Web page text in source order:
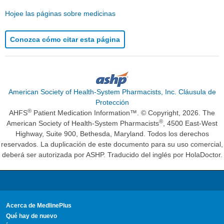
Hojee las páginas sobre medicinas
Conozca cómo citar esta página
American Society of Health-System Pharmacists, Inc. Cláusula de
Protección
AHFS® Patient Medication Information™. © Copyright, 2026. The
American Society of Health-System Pharmacists®, 4500 East-West
Highway, Suite 900, Bethesda, Maryland. Todos los derechos
reservados. La duplicación de este documento para su uso comercial,
deberá ser autorizada por ASHP. Traducido del inglés por HolaDoctor.
Acerca de MedlinePlus
Qué hay de nuevo